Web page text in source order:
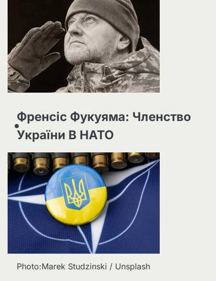
Френсіс Фукуяма: Членство
України В НАТО
Photo:Marek Studzinski / Unsplash